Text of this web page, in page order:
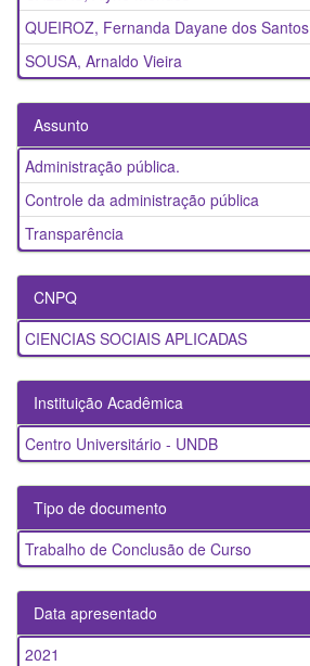
QUEIROZ, Fernanda Dayane dos Santos
SOUSA, Arnaldo Vieira
Assunto
Administração pública.
Controle da administração pública
Transparência
CNPQ
CIENCIAS SOCIAIS APLICADAS
Instituição Acadêmica
Centro Universitário - UNDB
Tipo de documento
Trabalho de Conclusão de Curso
Data apresentado
2021